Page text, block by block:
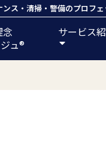
ンス ・ 清掃 ・ 警備のプロフ
念
ュ®️
サービス